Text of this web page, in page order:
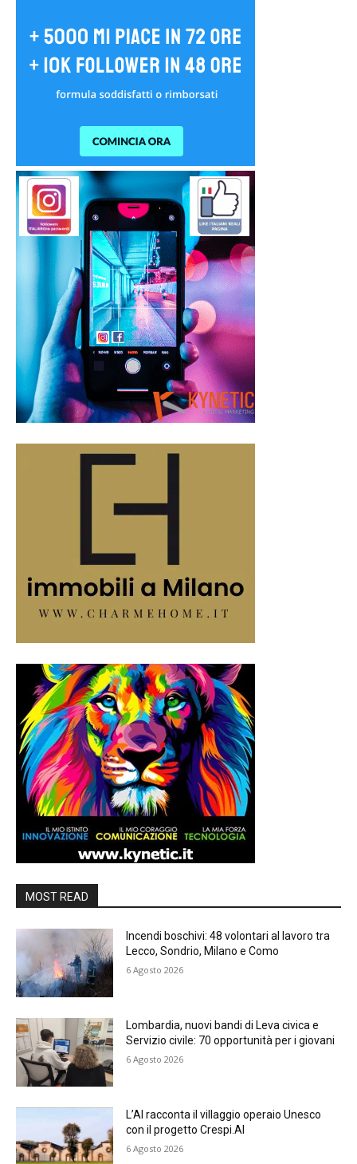
MOST READ
Incendi boschivi: 48 volontari al lavoro tra
Lecco, Sondrio, Milano e Como
6 Agosto 2026
Lombardia, nuovi bandi di Leva civica e
Servizio civile: 70 opportunità per i giovani
6 Agosto 2026
L’AI racconta il villaggio operaio Unesco
con il progetto Crespi.AI
6 Agosto 2026